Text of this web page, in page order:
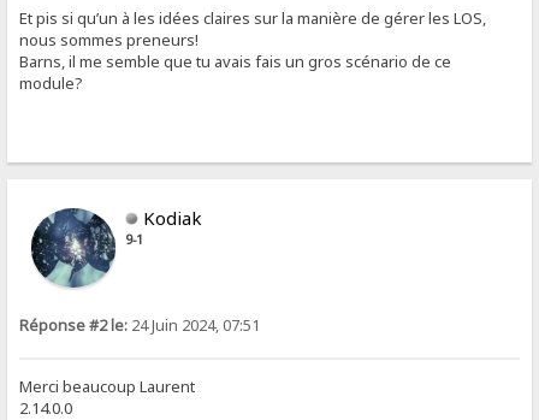
Et pis si qu’un à les idées claires sur la manière de gérer les LOS,
nous sommes preneurs!
Barns, il me semble que tu avais fais un gros scénario de ce
module?
Kodiak
9-1
Réponse #2 le: 24 Juin 2024, 07:51
Merci beaucoup Laurent
2.14.0.0